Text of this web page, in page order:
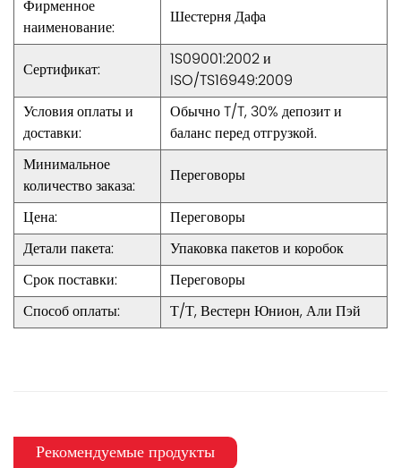
Фирменное
наименование:
Шестерня Дафа
Сертификат:
1S09001:2002 и
ISO/TS16949:2009
Условия оплаты и
доставки:
Обычно T/T, 30% депозит и
баланс перед отгрузкой.
Минимальное
количество заказа:
Переговоры
Цена:
Переговоры
Детали пакета:
Упаковка пакетов и коробок
Срок поставки:
Переговоры
Способ оплаты:
Т/Т, Вестерн Юнион, Али Пэй
Рекомендуемые продукты